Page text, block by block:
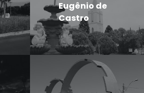
Eugênio de
Castro